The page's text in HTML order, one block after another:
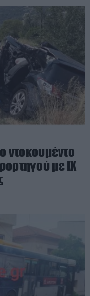
ντοκουμέντο
με ΙΧ